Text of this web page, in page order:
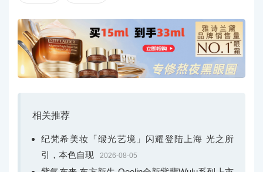
相关推荐
纪梵希美妆「缎光艺境」闪耀登陆上海 光之所
引，本色自现
2026-08-05